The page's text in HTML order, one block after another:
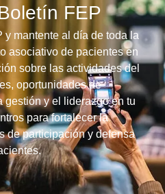
FEP
mantente al día de toda la
asociativo de pacientes en
sobre las actividades del
oportunidades de
gestión y el liderazgo en tu
para fortalecer la
de participación y defensa